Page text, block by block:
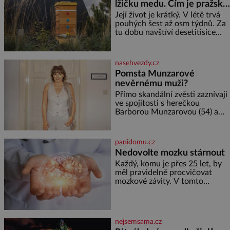
elektráren v Evropě, vydat se na
horské hřebeny, projet se na
koloběžce a den zakončit
poznáváním památek ve
lžičku medu. Čím je pražský
med ze střech tak ceněný?
Její život je krátký. V létě trvá
pouhých šest až osm týdnů. Za
tu dobu navštíví desetitisíce
medu – zhruba jednu čajovou
lžičku. Sama o sobě se může
zdát bezvýznamná. Teprve když
se spojí s dalšími desítkami tisíc
příslušnic svého včelstva,
vznikne jeden z
nejdokonalejších organismů
nasehvezdy.cz
Pomsta Munzarové
nevěrnému muži?
Přímo skandální zvěsti zaznívají
ve spojitosti s herečkou
Barborou Munzarovou (54) a
viděna s jakýmsi sympaťákem, s
nímž se velmi družně, až d
panidomu.cz
Nedovolte mozku stárnout
Každý, komu je přes 25 let, by
měl pravidelně procvičovat
mozkové závity. V tomto
marně v paměti lovíte název
nejsemsama.cz